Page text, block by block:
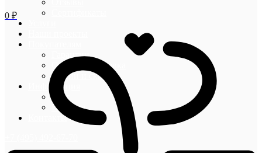
Гарантии
Оплата и доставка
Акции и скидки
Информация
Блог
Новости
Контакты
0 ₽